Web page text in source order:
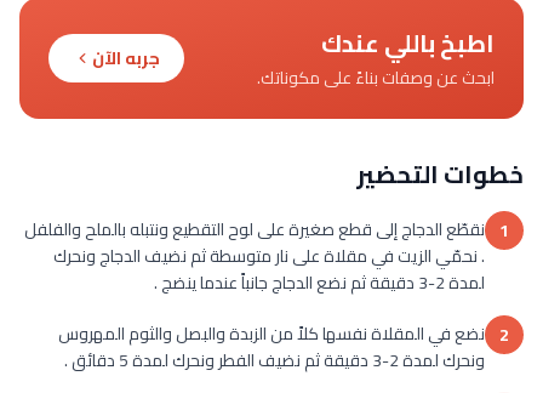
اطبخ باللي عندك
ابحث عن وصفات بناءً على مكوناتك.
جربه الآن
خطوات التحضير
1 نقطّع الدجاج إلى قطع صغيرة على لوح التقطيع ونتبله بالملح والفلفل
. نحمّي الزيت في مقلاة على نار متوسطة ثم نضيف الدجاج ونحرك
لمدة 2-3 دقيقة ثم نضع الدجاج جانباً عندما ينضج .
2 نضع في المقلاة نفسها كلاً من الزبدة والبصل والثوم المهروس
ونحرك لمدة 2-3 دقيقة ثم نضيف الفطر ونحرك لمدة 5 دقائق .